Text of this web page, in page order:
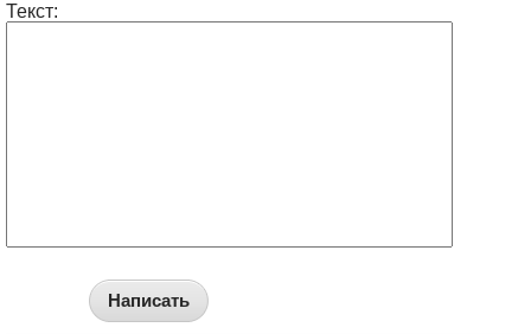
Текст:
Написать